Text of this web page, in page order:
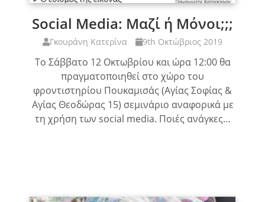
Social Media: Μαζί ή Μόνοι;;;
Γκουράνη Κατερίνα 9th Οκτώβριος 2019
Το Σάββατο 12 Οκτωβρίου και ώρα 12:00 θα
πραγματοποιηθεί στο χώρο του
φροντιστηρίου Πουκαμισάς (Αγίας Σοφίας &
Αγίας Θεοδώρας 15) σεμινάριο αναφορικά με
τη χρήση των social media. Ποιές ανάγκες…